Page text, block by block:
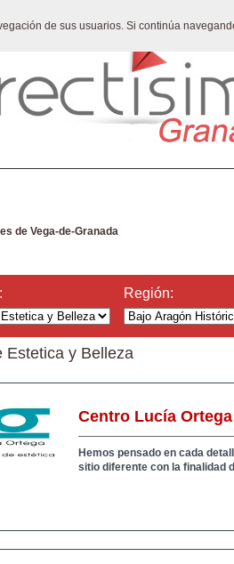
de sus usuarios. Si continúa
de Vega-de-Granada
Región:
Estetica y Belleza
Centro Lucía Ortega
Hemos pensado en cada
sitio diferente con la finalidad